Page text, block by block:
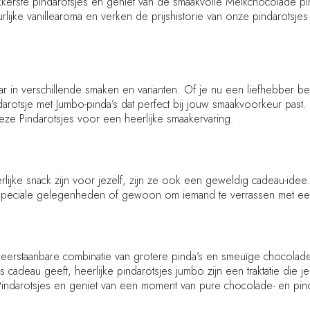
vanillearoma en verken de prijshistorie van onze
in verschillende smaken en varianten. Of je nu een liefhebber
met Jumbo-pinda’s dat perfect bij jouw smaakvoorkeur
Pindarotsjes voor een heerlijke smaakervaring.
snack zijn voor jezelf, zijn ze ook een geweldig cadeau-
gelegenheden of gewoon om iemand te verrassen met
combinatie van grotere pinda’s en smeuïge
geeft, heerlijke pindarotsjes jumbo zijn een traktatie die
en geniet van een moment van pure chocolade- en